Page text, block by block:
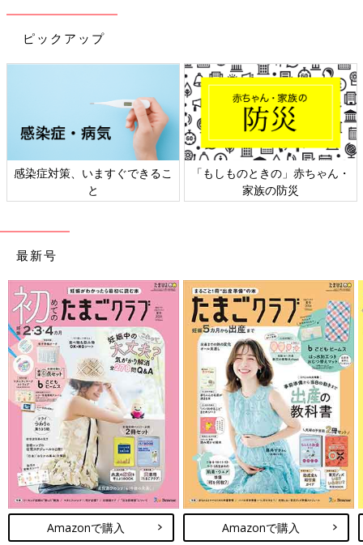
ピックアップ
感染症対策、いますぐできるこ
と
「もしものときの」赤ちゃん・
家族の防災
最新号
Amazonで購入 Amazonで購入